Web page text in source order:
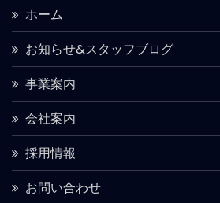
ホーム
お知らせ&スタッフブログ
事業案内
会社案内
採用情報
お問い合わせ